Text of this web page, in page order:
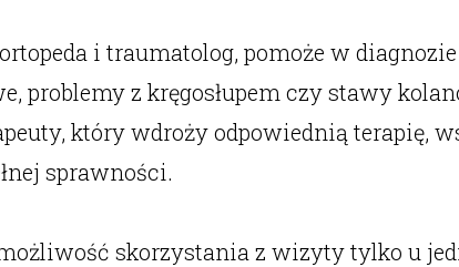
i traumatolog, pomoże w
problemy z kręgosłupem czy stawy
który wdroży odpowiednią terapię,
sprawności.
skorzystania z wizyty tylko u